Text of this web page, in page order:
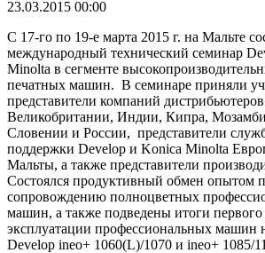
23.03.2015 00:00
С 17-го по 19-е марта 2015 г. на Мальте
международный технический семинар
Minolta в сегменте
печатных машин. В семинаре приняли
представители компаний
Великобритании, Индии, Кипра,
Словении и России, представители
поддержки Develop и Konica Minolta
Мальты, а также представители
Состоялся продуктивный обмен опытом
сопровождению полноцветных
машин, а также подведены итоги первого
эксплуатации профессиональных машин
Develop ineo+ 1060(L)/1070 и ineo+ 1085/